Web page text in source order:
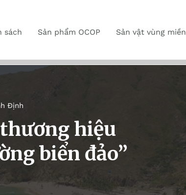
sách Sản phẩm OCOP Sản vật vùng miền
Định
hiệu
biển đảo”